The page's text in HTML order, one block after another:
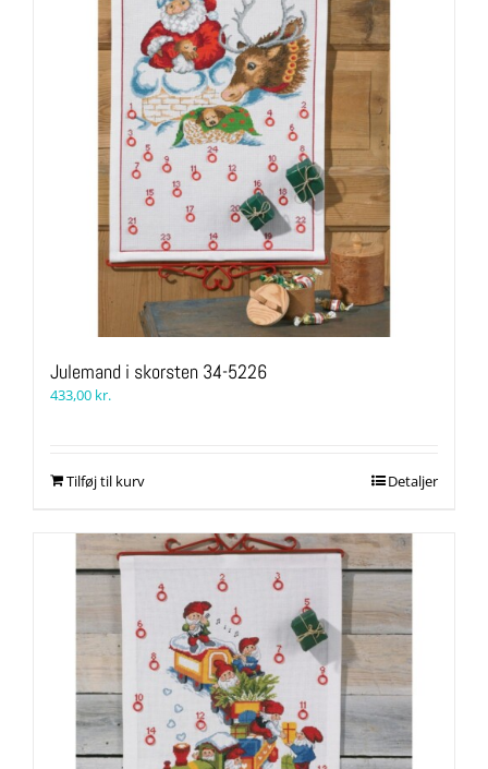
Julemand i skorsten 34-5226
433,00 kr.
Tilføj til kurv Detaljer